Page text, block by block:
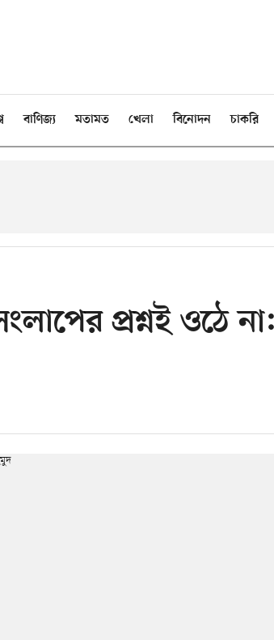
বাণিজ্য মতামত খেলা বিনোদন চাকরি
প্রশ্নই ওঠে না: